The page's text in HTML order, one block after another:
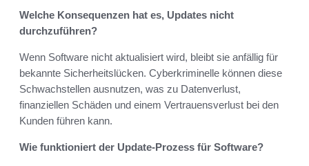
Welche Konsequenzen hat es, Updates nicht
durchzuführen?
Wenn Software nicht aktualisiert wird, bleibt sie anfällig für
bekannte Sicherheitslücken. Cyberkriminelle können diese
Schwachstellen ausnutzen, was zu Datenverlust,
finanziellen Schäden und einem Vertrauensverlust bei den
Kunden führen kann.
Wie funktioniert der Update-Prozess für Software?